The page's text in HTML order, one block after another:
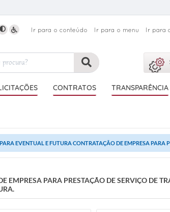
Ir para o conteúdo Ir para o menu Ir para
CONTRATOS TRANSPARÊNCIA
EVENTUAL E FUTURA CONTRATAÇÃO DE EMPRESA PARA
EMPRESA PARA PRESTAÇÃO DE SERVIÇO DE